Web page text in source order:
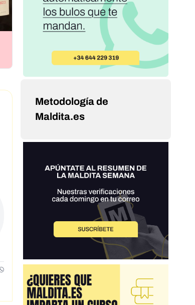
Metodología de
Maldita.es